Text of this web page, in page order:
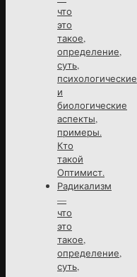
что
это
такое,
определение,
суть,
психологические
и
биологические
аспекты,
примеры.
Кто
такой
Оптимист.
Радикализм
—
что
это
такое,
определение,
суть,